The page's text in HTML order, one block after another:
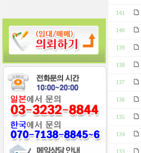
141
140
139
138
137
136
135
134
133